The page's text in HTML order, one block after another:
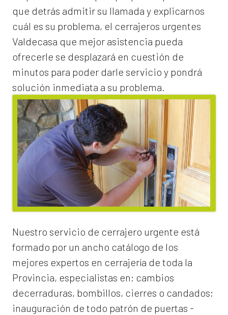
que detrás admitir su llamada y explicarnos
cuál es su problema, el cerrajeros urgentes
Valdecasa que mejor asistencia pueda
ofrecerle se desplazará en cuestión de
minutos para poder darle servicio y pondrá
solución inmediata a su problema.
Nuestro servicio de cerrajero urgente está
formado por un ancho catálogo de los
mejores expertos en cerrajería de toda la
Provincia, especialistas en: cambios
decerraduras, bombillos, cierres o candados;
inauguración de todo patrón de puertas -